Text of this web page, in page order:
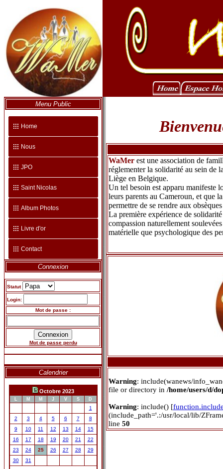
WaMer est une association de
réglementer la solidarité au sein de
Liège en Belgique.
Un tel besoin est apparu manifeste
leurs parents au Cameroun, et que
permettre de se rendre aux
La première expérience de
compassion naturellement
matérielle que psychologique des
Warning: include(wanews/
file or directory in /home/users/d/
Warning: include() [
(include_path='.:/usr/local/lib/
line 50
Menu Public
Home
Nous
JPO
Saint Nicolas
Album Photos
Livre d'or
Contact
Connexion
Statut
Login:
Mot de passe :
Mot de passe perdu
Calendrier
Octobre 2023
L M M J V S D
1
2
3 4 5 6 7
8
9
10 11 12 13 14
15
16
17 18 19 20 21
22
23
24 25 26 27 28
29
30
31